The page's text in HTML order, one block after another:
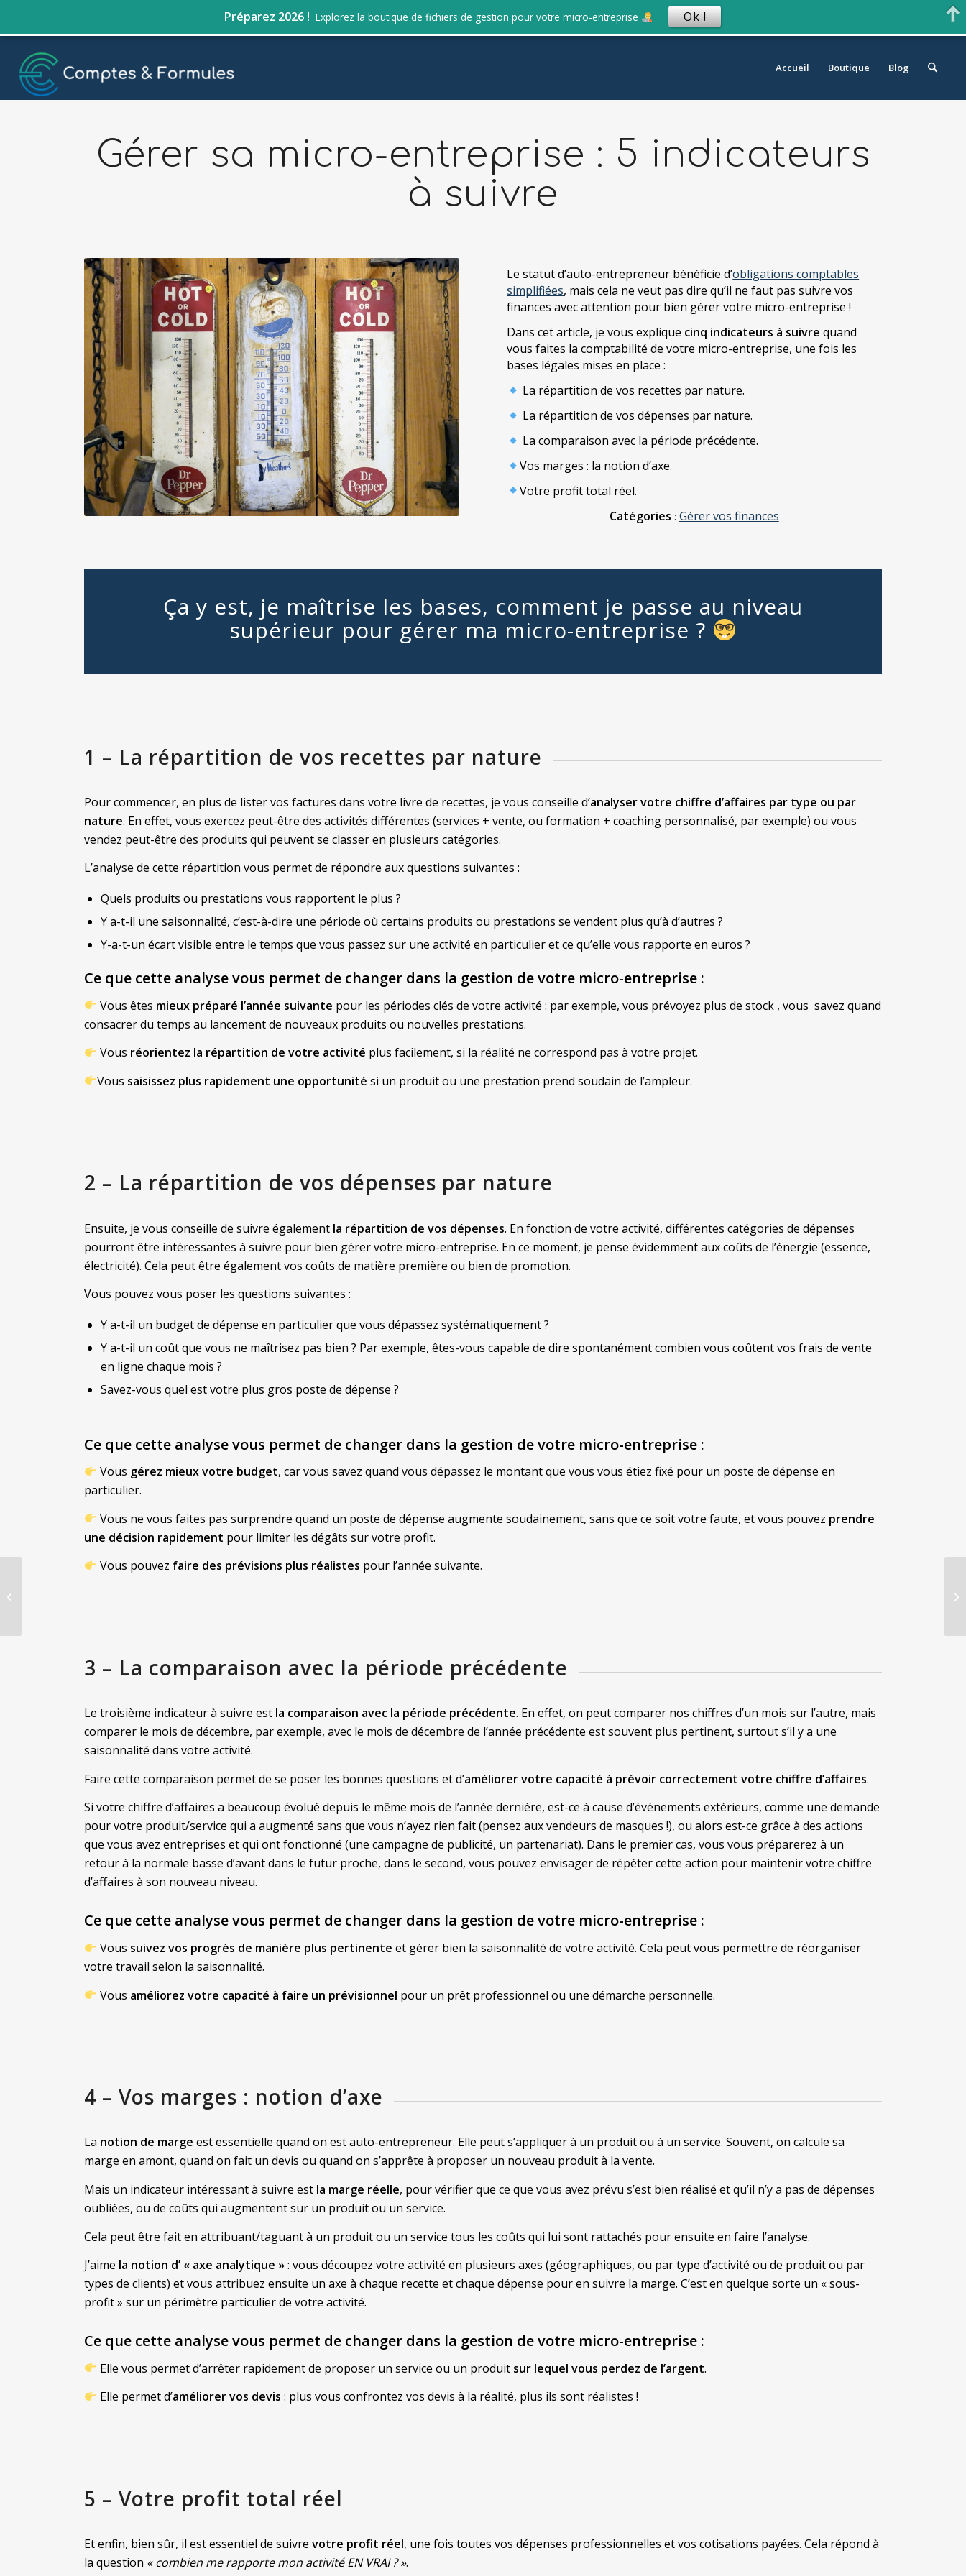
Accueil Boutique Blog
Gérer sa micro-entreprise : 5 indicateurs
à suivre
Le statut d’auto-entrepreneur bénéficie d’obligations comptables
simplifiées, mais cela ne veut pas dire qu’il ne faut pas suivre vos
finances avec attention pour bien gérer votre micro-entreprise !
Dans cet article, je vous explique cinq indicateurs à suivre quand
vous faites la comptabilité de votre micro-entreprise, une fois les
bases légales mises en place :
La répartition de vos recettes par nature.
La répartition de vos dépenses par nature.
La comparaison avec la période précédente.
Vos marges : la notion d’axe.
Votre profit total réel.
Catégories : Gérer vos finances
Ça y est, je maîtrise les bases, comment je passe au niveau
supérieur pour gérer ma micro-entreprise ?
1 – La répartition de vos recettes par nature
Pour commencer, en plus de lister vos factures dans votre livre de recettes, je vous conseille d’analyser votre chiffre d’affaires par type ou par
nature. En effet, vous exercez peut-être des activités différentes (services + vente, ou formation + coaching personnalisé, par exemple) ou vous
vendez peut-être des produits qui peuvent se classer en plusieurs catégories.
L’analyse de cette répartition vous permet de répondre aux questions suivantes :
Quels produits ou prestations vous rapportent le plus ?
Y a-t-il une saisonnalité, c’est-à-dire une période où certains produits ou prestations se vendent plus qu’à d’autres ?
Y-a-t-un écart visible entre le temps que vous passez sur une activité en particulier et ce qu’elle vous rapporte en euros ?
Ce que cette analyse vous permet de changer dans la gestion de votre micro-entreprise :
Vous êtes mieux préparé l’année suivante pour les périodes clés de votre activité : par exemple, vous prévoyez plus de stock , vous savez quand
consacrer du temps au lancement de nouveaux produits ou nouvelles prestations.
Vous réorientez la répartition de votre activité plus facilement, si la réalité ne correspond pas à votre projet.
Vous saisissez plus rapidement une opportunité si un produit ou une prestation prend soudain de l’ampleur.
2 – La répartition de vos dépenses par nature
Ensuite, je vous conseille de suivre également la répartition de vos dépenses. En fonction de votre activité, différentes catégories de dépenses
pourront être intéressantes à suivre pour bien gérer votre micro-entreprise. En ce moment, je pense évidemment aux coûts de l’énergie (essence,
électricité). Cela peut être également vos coûts de matière première ou bien de promotion.
Vous pouvez vous poser les questions suivantes :
Y a-t-il un budget de dépense en particulier que vous dépassez systématiquement ?
Y a-t-il un coût que vous ne maîtrisez pas bien ? Par exemple, êtes-vous capable de dire spontanément combien vous coûtent vos frais de vente
en ligne chaque mois ?
Savez-vous quel est votre plus gros poste de dépense ?
Ce que cette analyse vous permet de changer dans la gestion de votre micro-entreprise :
Vous gérez mieux votre budget, car vous savez quand vous dépassez le montant que vous vous étiez fixé pour un poste de dépense en
particulier.
Vous ne vous faites pas surprendre quand un poste de dépense augmente soudainement, sans que ce soit votre faute, et vous pouvez prendre
une décision rapidement pour limiter les dégâts sur votre profit.
Vous pouvez faire des prévisions plus réalistes pour l’année suivante.
3 – La comparaison avec la période précédente
Le troisième indicateur à suivre est la comparaison avec la période précédente. En effet, on peut comparer nos chiffres d’un mois sur l’autre, mais
comparer le mois de décembre, par exemple, avec le mois de décembre de l’année précédente est souvent plus pertinent, surtout s’il y a une
saisonnalité dans votre activité.
Faire cette comparaison permet de se poser les bonnes questions et d’améliorer votre capacité à prévoir correctement votre chiffre d’affaires.
Si votre chiffre d’affaires a beaucoup évolué depuis le même mois de l’année dernière, est-ce à cause d’événements extérieurs, comme une demande
pour votre produit/service qui a augmenté sans que vous n’ayez rien fait (pensez aux vendeurs de masques !), ou alors est-ce grâce à des actions
que vous avez entreprises et qui ont fonctionné (une campagne de publicité, un partenariat). Dans le premier cas, vous vous préparerez à un
retour à la normale basse d’avant dans le futur proche, dans le second, vous pouvez envisager de répéter cette action pour maintenir votre chiffre
d’affaires à son nouveau niveau.
Ce que cette analyse vous permet de changer dans la gestion de votre micro-entreprise :
Vous suivez vos progrès de manière plus pertinente et gérer bien la saisonnalité de votre activité. Cela peut vous permettre de réorganiser
votre travail selon la saisonnalité.
Vous améliorez votre capacité à faire un prévisionnel pour un prêt professionnel ou une démarche personnelle.
4 – Vos marges : notion d’axe
La notion de marge est essentielle quand on est auto-entrepreneur. Elle peut s’appliquer à un produit ou à un service. Souvent, on calcule sa
marge en amont, quand on fait un devis ou quand on s’apprête à proposer un nouveau produit à la vente.
Mais un indicateur intéressant à suivre est la marge réelle, pour vérifier que ce que vous avez prévu s’est bien réalisé et qu’il n’y a pas de dépenses
oubliées, ou de coûts qui augmentent sur un produit ou un service.
Cela peut être fait en attribuant/taguant à un produit ou un service tous les coûts qui lui sont rattachés pour ensuite en faire l’analyse.
J’aime la notion d’ « axe analytique »: vous découpez votre activité en plusieurs axes (géographiques, ou par type d’activité ou de produit ou par
types de clients) et vous attribuez ensuite un axe à chaque recette et chaque dépense pour en suivre la marge. C’est en quelque sorte un « sous-
profit » sur un périmètre particulier de votre activité.
Ce que cette analyse vous permet de changer dans la gestion de votre micro-entreprise :
Elle vous permet d’arrêter rapidement de proposer un service ou un produit sur lequel vous perdez de l’argent.
Elle permet d’améliorer vos devis : plus vous confrontez vos devis à la réalité, plus ils sont réalistes !
5 – Votre profit total réel
Et enfin, bien sûr, il est essentiel de suivrevotre profit réel, une fois toutes vos dépenses professionnelles et vos cotisations payées. Cela répond à
la question « combien me rapporte mon activité EN VRAI ? ».
Préparez 2026 ! Explorez la boutique de fichiers de gestion pour votre micro-entreprise Ok !